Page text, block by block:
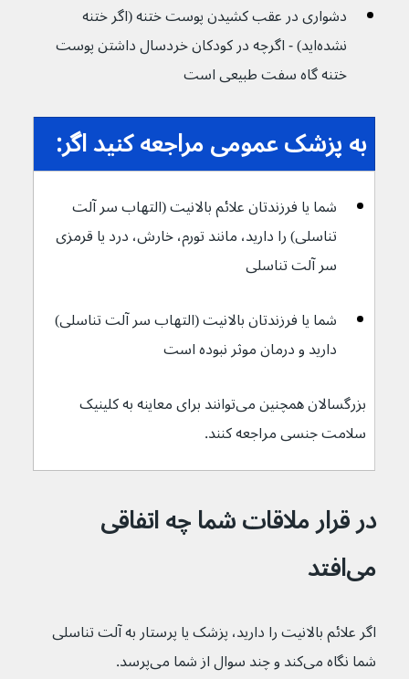
دشواری در عقب کشیدن پوست ختنه (اگر ختنه
نشده‌اید) - اگرچه در کودکان خردسال داشتن پوست
ختنه گاه سفت طبیعی است
به پزشک عمومی مراجعه کنید اگر:
شما یا فرزندتان علائم بالانیت (التهاب سر آلت
تناسلی) را دارید، مانند تورم، خارش، درد یا قرمزی
سر آلت تناسلی
شما یا فرزندتان بالانیت (التهاب سر آلت تناسلی)
دارید و درمان موثر نبوده است
بزرگسالان همچنین می‌توانند برای معاینه به کلینیک
سلامت جنسی مراجعه کنند.
در قرار ملاقات شما چه اتفاقی
می‌افتد
اگر علائم بالانیت را دارید، پزشک یا پرستار به آلت تناسلی
شما نگاه می‌کند و چند سوال از شما می‌پرسد.